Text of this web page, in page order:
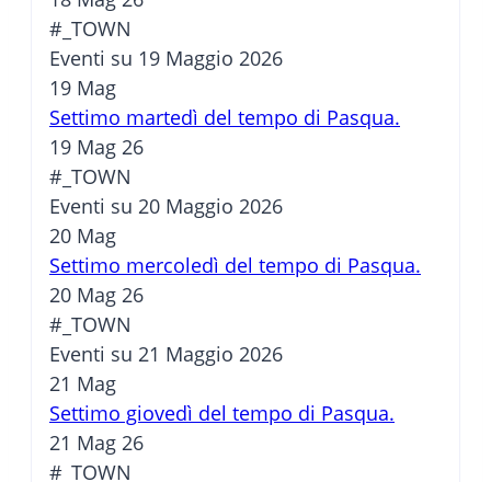
#_TOWN
Eventi su 19 Maggio 2026
19 Mag
Settimo martedì del tempo di Pasqua.
19 Mag 26
#_TOWN
Eventi su 20 Maggio 2026
20 Mag
Settimo mercoledì del tempo di Pasqua.
20 Mag 26
#_TOWN
Eventi su 21 Maggio 2026
21 Mag
Settimo giovedì del tempo di Pasqua.
21 Mag 26
#_TOWN